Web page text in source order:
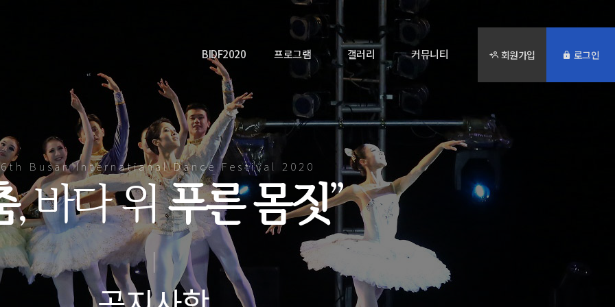
BIDF2020 프로그램 갤러리 커뮤니티 회원가입 로그인
Busan Internatianal Dance Festival 2020
, 바다 위푸른 몸짓”